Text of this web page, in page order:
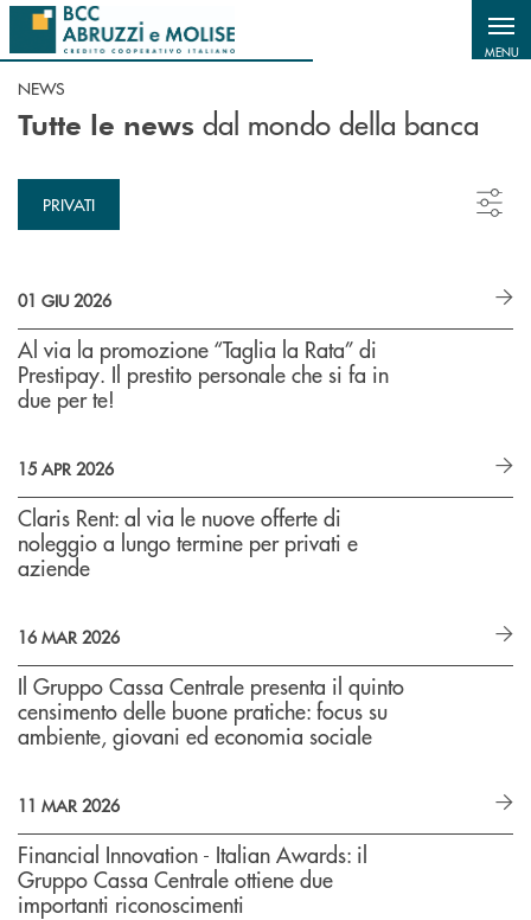
Salta al contenuto principale
MENU
NEWS
Tutte le news dal mondo della banca
PRIVATI
01 GIU 2026
Al via la promozione “Taglia la Rata” di
Prestipay. Il prestito personale che si fa in
due per te!
15 APR 2026
Claris Rent: al via le nuove offerte di
noleggio a lungo termine per privati e
aziende
16 MAR 2026
Il Gruppo Cassa Centrale presenta il quinto
censimento delle buone pratiche: focus su
ambiente, giovani ed economia sociale
11 MAR 2026
Financial Innovation - Italian Awards: il
Gruppo Cassa Centrale ottiene due
importanti riconoscimenti